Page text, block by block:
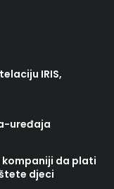
IRIS,
uređaja
kompaniji da plati
djeci